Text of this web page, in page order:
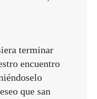
terminar
encuentro
que san